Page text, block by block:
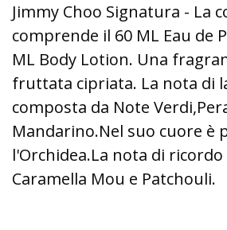
Jimmy Choo Signatura - La
comprende il 60 ML Eau de
ML Body Lotion. Una
fruttata cipriata. La nota di
composta da Note
Mandarino.Nel suo cuore è
l'Orchidea.La nota di ricordo
Caramella Mou e Patchouli.